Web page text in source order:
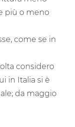
più o meno
come se in
considero
in Italia si è
da maggio